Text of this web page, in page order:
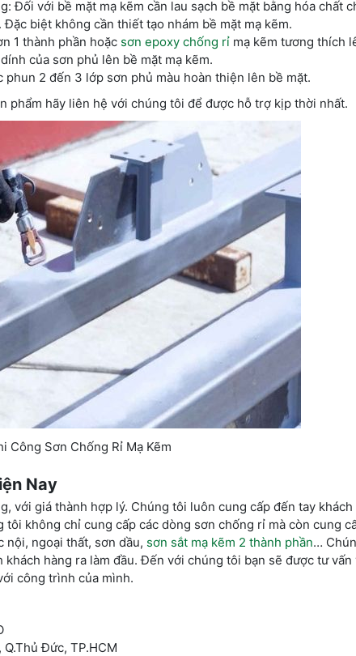
Đối với bề mặt mạ kẽm cần lau sạch bề mặt bằng hóa chất
biệt không cần thiết tạo nhám bề mặt mạ kẽm.
1 thành phần hoặc sơn epoxy chống rỉ mạ kẽm tương thích
của sơn phủ lên bề mặt mạ kẽm.
2 đến 3 lớp sơn phủ màu hoàn thiện lên bề mặt.
phẩm hãy liên hệ với chúng tôi để được hỗ trợ kịp thời nhất.
Công Sơn Chống Rỉ Mạ Kẽm
Nay
với giá thành hợp lý. Chúng tôi luôn cung cấp đến tay khách
không chỉ cung cấp các dòng sơn chống rỉ mà còn cung
nội, ngoại thất, sơn dầu, sơn sắt mạ kẽm 2 thành phần…
hàng ra làm đầu. Đến với chúng tôi bạn sẽ được tư vấn
công trình của mình.
Đức, TP.HCM